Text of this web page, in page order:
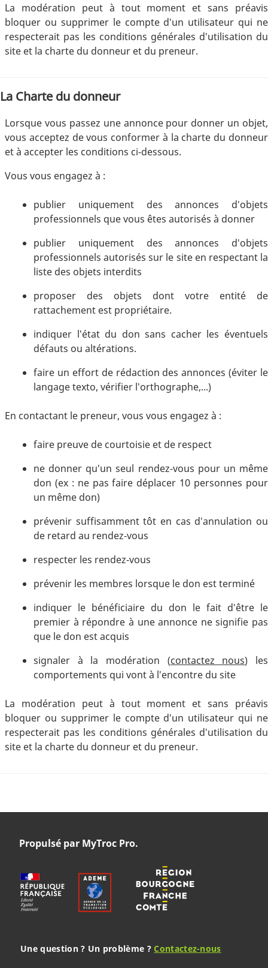
La modération peut à tout moment et sans préavis
bloquer ou supprimer le compte d'un utilisateur qui ne
respecterait pas les conditions générales d'utilisation du
site et la charte du donneur et du preneur.
La Charte du donneur
Lorsque vous passez une annonce pour donner un objet,
vous acceptez de vous conformer à la charte du donneur
et à accepter les conditions ci-dessous.
Vous vous engagez à :
publier uniquement des annonces d'objets
professionnels que vous êtes autorisés à donner
publier uniquement des annonces d'objets
professionnels autorisés sur le site en respectant la
liste des objets interdits
proposer des objets dont votre entité de
rattachement est propriétaire.
indiquer l'état du don sans cacher les éventuels
défauts ou altérations.
faire un effort de rédaction des annonces (éviter le
langage texto, vérifier l'orthographe,...)
En contactant le preneur, vous vous engagez à :
faire preuve de courtoisie et de respect
ne donner qu'un seul rendez-vous pour un même
don (ex : ne pas faire déplacer 10 personnes pour
un même don)
prévenir suffisamment tôt en cas d'annulation ou
de retard au rendez-vous
respecter les rendez-vous
prévenir les membres lorsque le don est terminé
indiquer le bénéficiaire du don le fait d'être le
premier à répondre à une annonce ne signifie pas
que le don est acquis
signaler à la modération (contactez nous) les
comportements qui vont à l'encontre du site
La modération peut à tout moment et sans préavis
bloquer ou supprimer le compte d'un utilisateur qui ne
respecterait pas les conditions générales d'utilisation du
site et la charte du donneur et du preneur.
Propulsé par MyTroc Pro.
Une question ? Un problème ?Contactez-nous